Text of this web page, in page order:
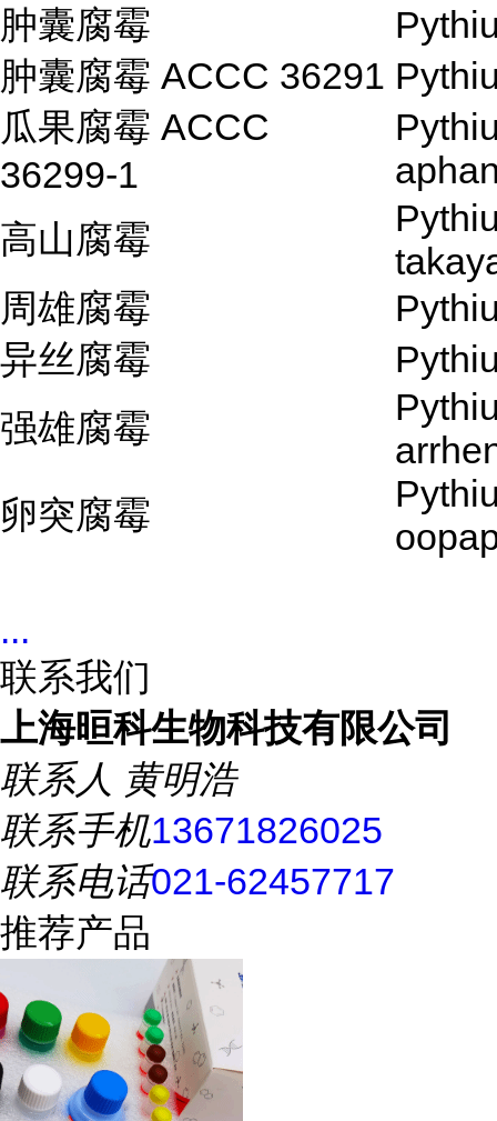
肿囊腐霉
肿囊腐霉 ACCC 36291
瓜果腐霉 ACCC
36299-1
高山腐霉
周雄腐霉
异丝腐霉
强雄腐霉
卵突腐霉
...
联系我们
上海晅科生物科技有限公司
联系人 黄明浩
联系手机13671826025
联系电话021-62457717
推荐产品